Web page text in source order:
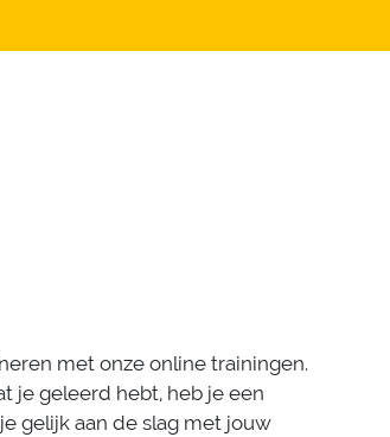
met onze online trainingen.
je geleerd hebt, heb je een
gelijk aan de slag met jouw